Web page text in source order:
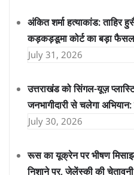
अंकित शर्मा हत्याकांड: ताहिर
कड़कड़डूमा कोर्ट का बड़ा
July 31, 2026
उत्तराखंड को सिंगल-यूज़
जनभागीदारी से चलेगा अभियान:
July 30, 2026
रूस का यूक्रेन पर भीषण
निशाने पर, जेलेंस्की की